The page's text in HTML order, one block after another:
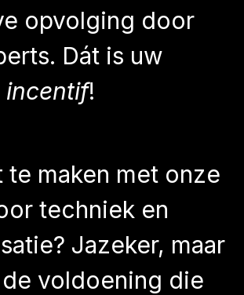
opvolging door
Dát is uw
incentif!
maken met onze
techniek en
Jazeker, maar
voldoening die